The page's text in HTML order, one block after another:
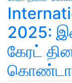
2025:
கேரட்